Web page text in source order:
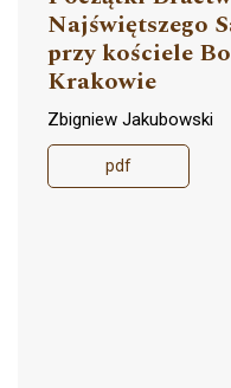
Najświętszego
przy kościele
Krakowie
Zbigniew Jakubowski
pdf